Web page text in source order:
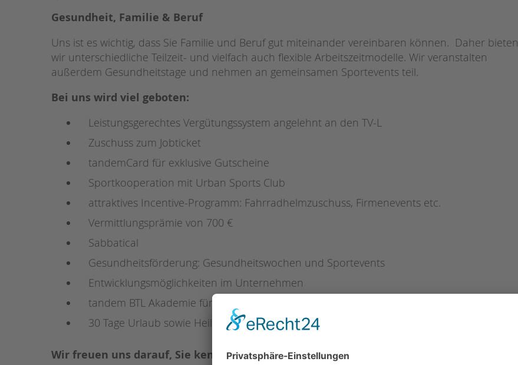
Gesundheit, Familie & Beruf
Uns ist es wichtig, dass Sie Familie und Beruf gut miteinander vereinbaren können. Daher bieten
wir unterschiedliche Teilzeit- und vielfach auch flexible Arbeitszeitmodelle. Wir veranstalten
außerdem Gesundheitstage und nehmen an gemeinsamen Sportevents teil.
Bei uns wird viel geboten:
Leistungsgerechtes Vergütungssystem angelehnt an den TV-L
Zuschuss zum Jobticket
tandemCard für exklusive Gutscheine
Sportkooperation mit Urban Sports Club
attraktives Incentive-Programm: Fahrradhelmzuschuss, Firmenevents etc.
Vermittlungsprämie von 700 €
Sabbatical
Gesundheitsförderung: Gesundheitswochen und Sportevents
Entwicklungsmöglichkeiten im Unternehmen
tandem BTL Akademie für regelmäßige Fort- und Weiterbildungsmöglichkeiten
30 Tage Urlaub sowie Heiligabend und Silvester als arbeitsfreie Tage
Wir freuen uns darauf, Sie kennenzulernen!